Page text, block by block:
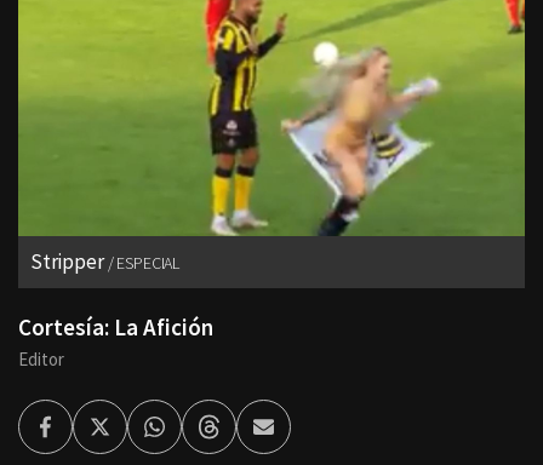
Stripper ESPECIAL
Cortesía: La Afición
Editor
FacebookTwitterWhatsappThreadsEnviar
por